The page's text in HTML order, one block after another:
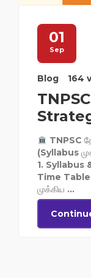
01
Sep
Blog 164
TNPSC
(Syllabus
1. Syllabus
Time Table
முக்கிய ...